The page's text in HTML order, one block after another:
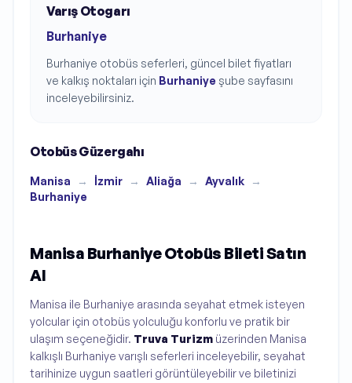
Varış Otogarı
Burhaniye
Burhaniye otobüs seferleri, güncel bilet fiyatları
ve kalkış noktaları için Burhaniye şube sayfasını
inceleyebilirsiniz.
Otobüs Güzergahı
Manisa → İzmir → Aliağa → Ayvalık
→
Burhaniye
Manisa Burhaniye Otobüs Bileti Satın
Al
Manisa ile Burhaniye arasında seyahat etmek isteyen
yolcular için otobüs yolculuğu konforlu ve pratik bir
ulaşım seçeneğidir. Truva Turizm üzerinden Manisa
kalkışlı Burhaniye varışlı seferleri inceleyebilir, seyahat
tarihinize uygun saatleri görüntüleyebilir ve biletinizi